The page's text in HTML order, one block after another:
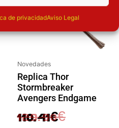
de privacidadAviso Legal
Novedades
Replica Thor
Stormbreaker
Avengers Endgame
129.90€
110.41€